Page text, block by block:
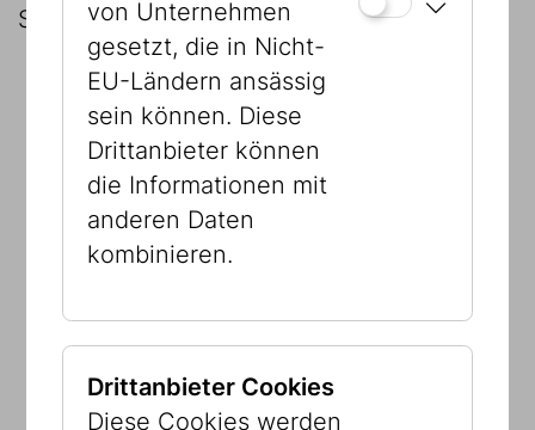
Sulzenbacher
Wir bedanken uns für
die Unterstützung:
von Unternehmen
gesetzt, die in Nicht-
EU-Ländern ansässig
sein können. Diese
Drittanbieter können
die Informationen mit
anderen Daten
kombinieren.
Drittanbieter Cookies
Diese Cookies werden